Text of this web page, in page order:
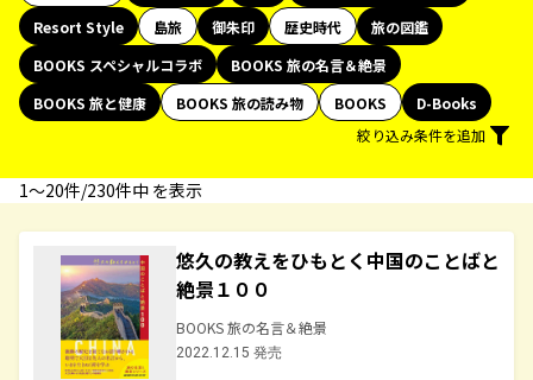
Resort Style
島旅 御朱印 歴史時代
旅の図鑑
BOOKS スペシャルコラボ
BOOKS 旅の名言＆絶景
BOOKS 旅と健康
BOOKS 旅の読み物 BOOKS
D-Books
絞り込み条件を追加
1〜20件/230件中 を表示
悠久の教えをひもとく中国のことばと
絶景１００
BOOKS 旅の名言＆絶景
2022.12.15 発売